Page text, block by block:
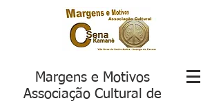
Margens e Motivos
Associação Cultural de